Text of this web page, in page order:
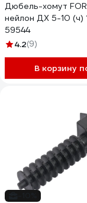
Дюбель-хомут
нейлон ДХ 5-10 (ч)
59544
4.2(9)
В корзину